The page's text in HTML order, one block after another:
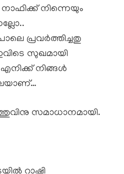
നിന്നെയും
പ്രവർത്തിച്ചതു
സുഖമായി
എനിക്ക് നിങ്ങൾ
സമാധാനമായി.
റാഷി